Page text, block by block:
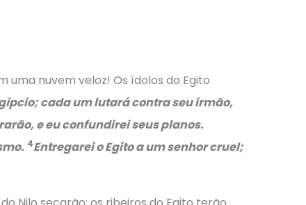
uma nuvem veloz! Os ídolos do Egito
cada um lutará contra seu irmão,
e eu confundirei seus planos.
4Entregarei o Egito a um senhor cruel;